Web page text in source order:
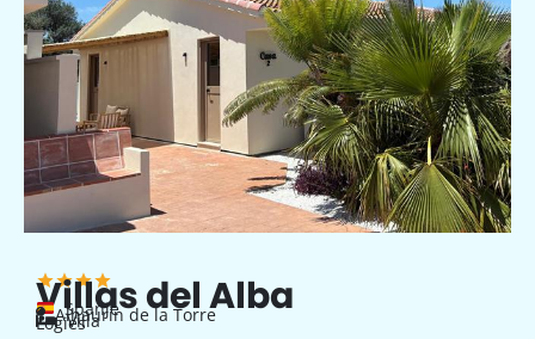
Villas del Alba
Spanje
Alhaurin de la Torre
Villa
Logies